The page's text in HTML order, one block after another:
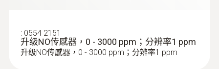
: 0554 2151
升级NO传感器，0 - 3000 ppm；分辨率1 ppm
升级NO传感器，0 - 3000 ppm；分辨率1 ppm